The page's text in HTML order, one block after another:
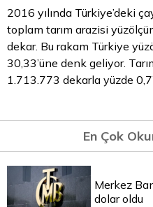
2016 yılında Türkiye’deki
toplam tarım arazisi
dekar. Bu rakam Türkiye
30,33’üne denk geliyor.
1.713.773 dekarla yüzde
En Çok
Merkez
dolar oldu